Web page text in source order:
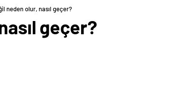
neden olur, nasıl geçer?
geçer?